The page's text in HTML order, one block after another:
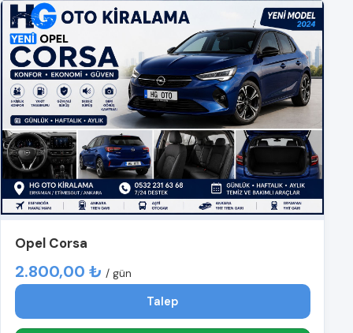
Opel Corsa
2.800,00 ₺ / gün
Talep